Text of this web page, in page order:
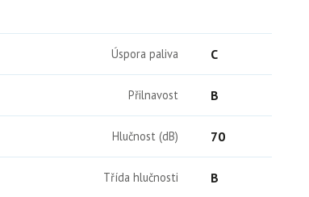
Úspora paliva C
Přilnavost B
Hlučnost (dB) 70
Třída hlučnosti B